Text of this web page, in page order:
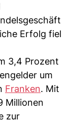
Erfolg fiel
3,4 Prozent
um
Franken. Mit
Millionen
zur